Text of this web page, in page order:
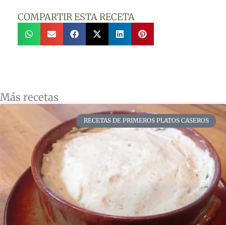
COMPARTIR ESTA RECETA
Más recetas
RECETAS DE PRIMEROS PLATOS CASEROS